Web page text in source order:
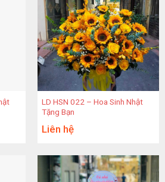
LD HSN 022 – Hoa Sinh Nhật
Tặng Bạn
Liên hệ